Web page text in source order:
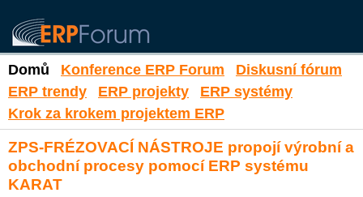
Domů Konference ERP Forum
Diskusní fórum
ERP trendy
ERP projekty
ERP systémy
Krok za krokem projektem ERP
ZPS-FRÉZOVACÍ NÁSTROJE propojí výrobní a
obchodní procesy pomocí ERP systému
KARAT